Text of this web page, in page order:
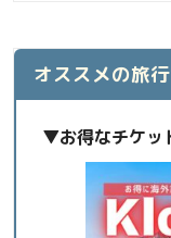
オススメの旅
▼お得なチケ